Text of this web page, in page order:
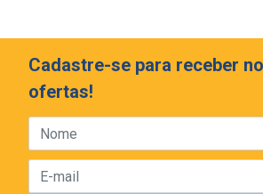
Cadastre-se para receber
ofertas!